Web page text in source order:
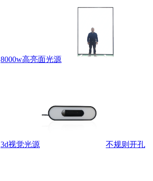
8000w高亮面光源
3d视觉光源
不规则开孔